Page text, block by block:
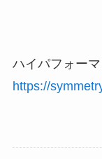
ハイパフォーマ
https://